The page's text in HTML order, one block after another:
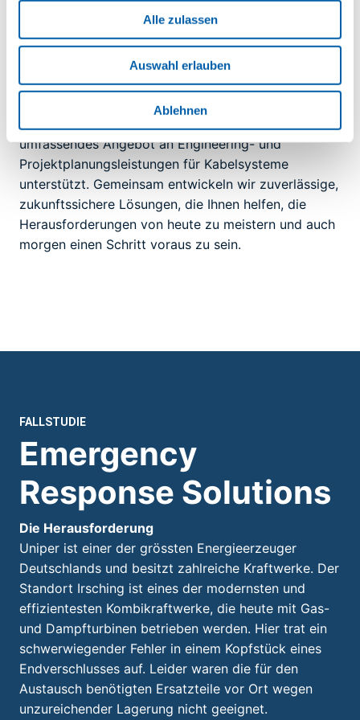
Alle zulassen
Auswahl erlauben
Ablehnen
Sie legen fest, wie Ihre Energie genutzt wird:
Eigenverbrauch, Speicherlösungen oder Einspeisung
überschüssiger Energie in das öffentliche Netz – die
Entscheidung liegt bei Ihnen.
Unser innovativer Ansatz wird durch ein
umfassendes Angebot an Engineering- und
Projektplanungsleistungen für Kabelsysteme
unterstützt. Gemeinsam entwickeln wir zuverlässige,
zukunftssichere Lösungen, die Ihnen helfen, die
Herausforderungen von heute zu meistern und auch
morgen einen Schritt voraus zu sein.
FALLSTUDIE
Emergency
Response Solutions
Die Herausforderung
Uniper ist einer der grössten Energieerzeuger
Deutschlands und besitzt zahlreiche Kraftwerke. Der
Standort Irsching ist eines der modernsten und
effizientesten Kombikraftwerke, die heute mit Gas-
und Dampfturbinen betrieben werden. Hier trat ein
schwerwiegender Fehler in einem Kopfstück eines
Endverschlusses auf. Leider waren die für den
Austausch benötigten Ersatzteile vor Ort wegen
unzureichender Lagerung nicht geeignet.